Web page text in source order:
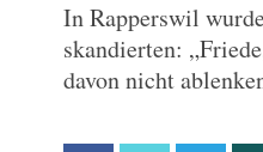
In Rapperswil
skandierten:
davon nicht